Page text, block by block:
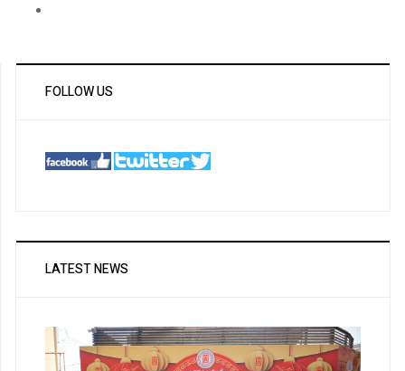
FOLLOW US
LATEST NEWS